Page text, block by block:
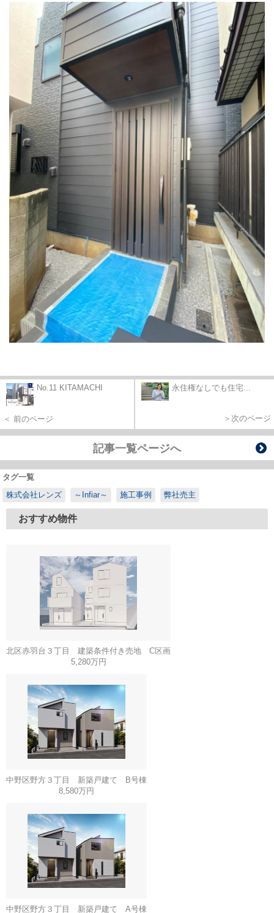
No.11 KITAMACHI
＜ 前のページ
永住権なしでも住宅...
＞次のページ
記事一覧ページへ
タグ一覧
株式会社レンズ
～Infiar～ 施工事例 弊社売主
おすすめ物件
北区赤羽台３丁目 建築条件付き売地 C区画
5,280万円
中野区野方３丁目 新築戸建て B号棟
8,580万円
中野区野方３丁目 新築戸建て A号棟